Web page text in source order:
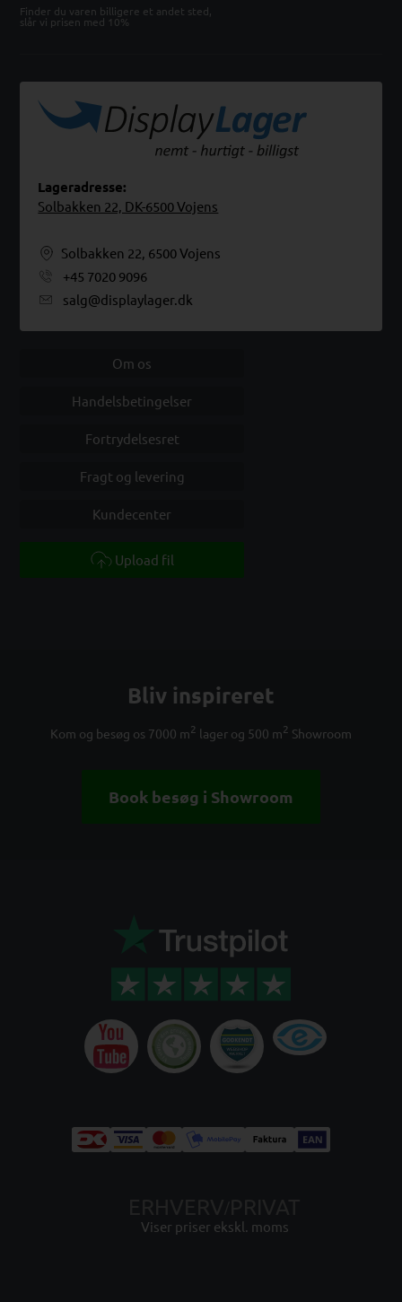
Finder du varen billigere et andet sted,
slår vi prisen med 10%
Lageradresse:
Solbakken 22, DK-6500 Vojens
Solbakken 22, 6500 Vojens
+45 7020 9096
salg@displaylager.dk
Om os
Handelsbetingelser
Fortrydelsesret
Fragt og levering
Kundecenter
Upload fil
Bliv inspireret
Kom og besøg os 7000 m2 lager og 500 m2 Showroom
Book besøg i Showroom
Viser priser ekskl. moms